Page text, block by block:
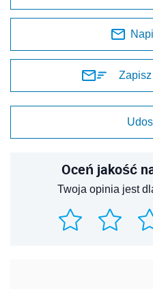
Oceń jakość
Twoja opinia jest